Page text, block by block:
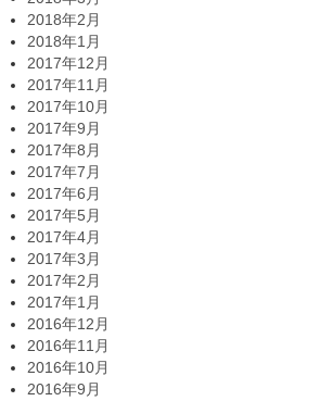
2018年2月
2018年1月
2017年12月
2017年11月
2017年10月
2017年9月
2017年8月
2017年7月
2017年6月
2017年5月
2017年4月
2017年3月
2017年2月
2017年1月
2016年12月
2016年11月
2016年10月
2016年9月